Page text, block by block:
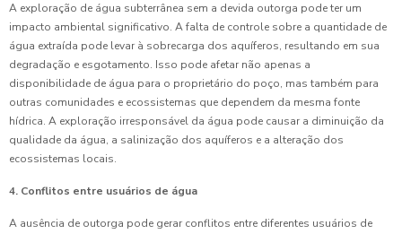
A exploração de água subterrânea sem a devida outorga pode ter um
impacto ambiental significativo. A falta de controle sobre a quantidade de
água extraída pode levar à sobrecarga dos aquíferos, resultando em sua
degradação e esgotamento. Isso pode afetar não apenas a
disponibilidade de água para o proprietário do poço, mas também para
outras comunidades e ecossistemas que dependem da mesma fonte
hídrica. A exploração irresponsável da água pode causar a diminuição da
qualidade da água, a salinização dos aquíferos e a alteração dos
ecossistemas locais.
4. Conflitos entre usuários de água
A ausência de outorga pode gerar conflitos entre diferentes usuários de